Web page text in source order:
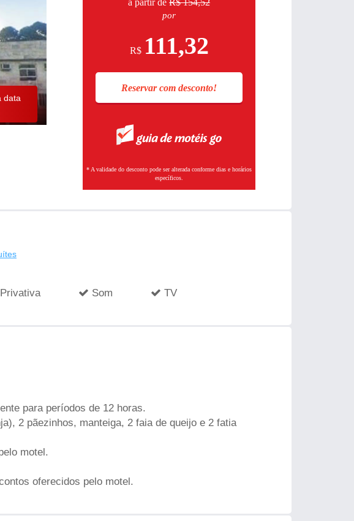
data
a partir de R$ 154,52
por
R$ 111,32
Reservar com desconto!
* A validade do desconto pode ser alterada conforme dias e horários
específicos.
Som TV
para períodos de 12 horas.
2 pãezinhos, manteiga, 2 faia de queijo e 2 fatia
motel.
oferecidos pelo motel.